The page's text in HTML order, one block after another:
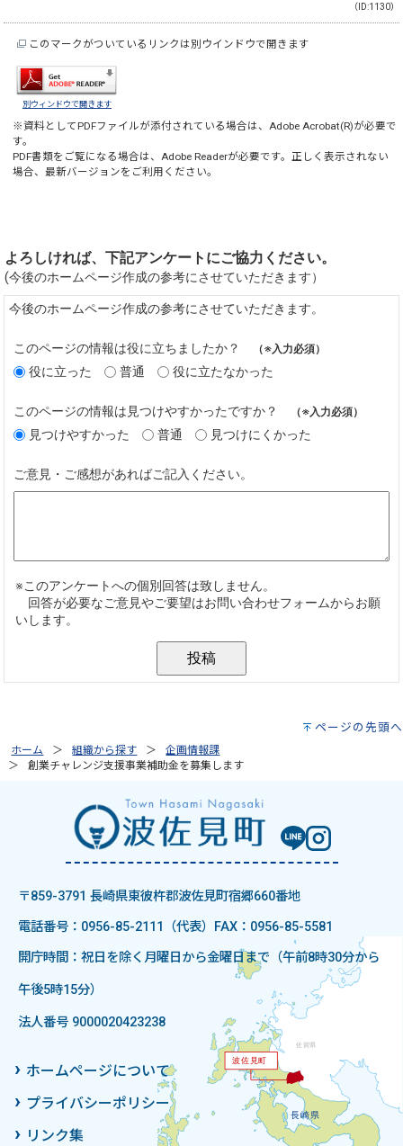
（ID:1130）
このマークがついているリンクは別ウインドウで開きます
別ウィンドウで開きます
※資料としてPDFファイルが添付されている場合は、 Adobe Acrobat(R)が必要で
す。
PDF書類をご覧になる場合は、 Adobe Readerが必要です。正しく表示されない
場合、最新バージョンをご利用ください。
ページの先頭へ
ホーム 組織から探す
企画情報課
創業チャレンジ支援事業補助金を募集します
〒859-3791 長崎県東彼杵郡波佐見町宿郷660番地
電話番号：0956-85-2111（代表）
FAX：0956-85-5581
開庁時間：祝日を除く月曜日から金曜日まで（午前8時30分から
午後5時15分）
法人番号 9000020423238
ホームページについて
プライバシーポリシー
リンク集